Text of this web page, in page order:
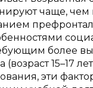
чаще, чем
более
15–17
эти